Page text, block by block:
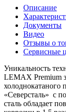
Описание
Документы
Видео
Отзывы о
Сервисные
Уникальность
LEMAX Premium
холоднокатаного
«Северсталь» с
сталь обладает